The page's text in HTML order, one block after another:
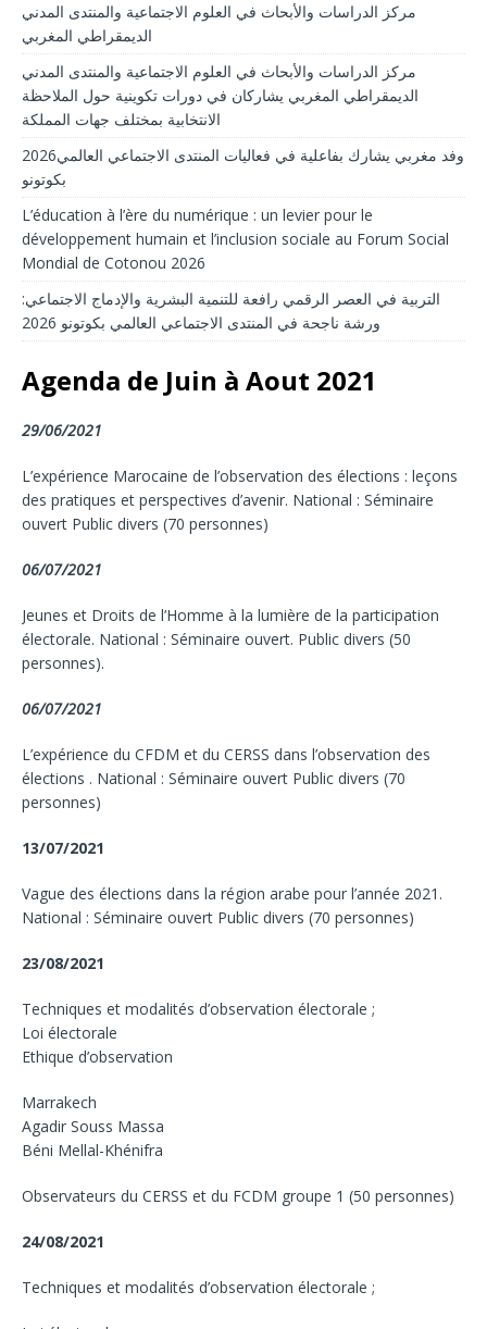
مركز الدراسات والأبحاث في العلوم الاجتماعية والمنتدى المدني
الديمقراطي المغربي
مركز الدراسات والأبحاث في العلوم الاجتماعية والمنتدى المدني
الديمقراطي المغربي يشاركان في دورات تكوينية حول الملاحظة
الانتخابية بمختلف جهات المملكة
2026وفد مغربي يشارك بفاعلية في فعاليات المنتدى الاجتماعي العالمي
بكوتونو
L’éducation à l’ère du numérique : un levier pour le
développement humain et l’inclusion sociale au Forum Social
Mondial de Cotonou 2026
التربية في العصر الرقمي رافعة للتنمية البشرية والإدماج الاجتماعي:
ورشة ناجحة في المنتدى الاجتماعي العالمي بكوتونو 2026
Agenda de Juin à Aout 2021
29/06/2021
L’expérience Marocaine de l’observation des élections : leçons
des pratiques et perspectives d’avenir. National : Séminaire
ouvert Public divers (70 personnes)
06/07/2021
Jeunes et Droits de l’Homme à la lumière de la participation
électorale. National : Séminaire ouvert. Public divers (50
personnes).
06/07/2021
L’expérience du CFDM et du CERSS dans l’observation des
élections . National : Séminaire ouvert Public divers (70
personnes)
13/07/2021
Vague des élections dans la région arabe pour l’année 2021.
National : Séminaire ouvert Public divers (70 personnes)
23/08/2021
Techniques et modalités d’observation électorale ;
Loi électorale
Ethique d’observation
Marrakech
Agadir Souss Massa
Béni Mellal-Khénifra
Observateurs du CERSS et du FCDM groupe 1 (50 personnes)
24/08/2021
Techniques et modalités d’observation électorale ;